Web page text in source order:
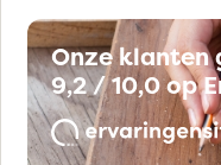
Onze klanten
9,2 / 10,0 op